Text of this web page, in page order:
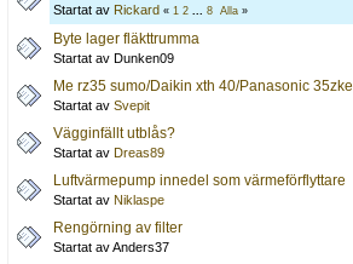
Startat av Rickard « 1 2 8 Alla »
Byte lager fläkttrumma
Startat av Dunken09
Me rz35 sumo/Daikin xth 40/Panasonic 35zke
Startat av Svepit
Vägginfällt utblås?
Startat av Dreas89
Luftvärmepump innedel som värmeförflyttare
Startat av Niklaspe
Rengörning av filter
Startat av Anders37